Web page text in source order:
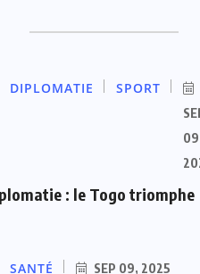
DIPLOMATIE SPORT
: le Togo triomphe
SANTÉ SEP 09, 2025